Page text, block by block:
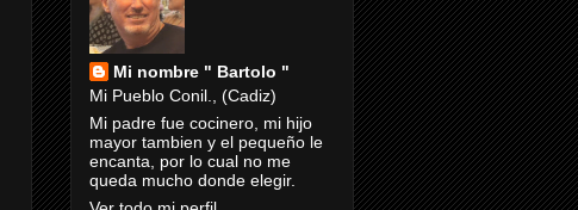
Mi nombre " Bartolo "
Mi Pueblo Conil., (Cadiz)
Mi padre fue cocinero, mi hijo
mayor tambien y el pequeño le
encanta, por lo cual no me
queda mucho donde elegir.